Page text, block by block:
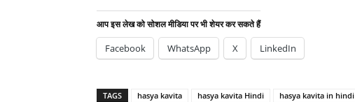
आप इस लेख को सोशल मीडिया पर भी शेयर कर सकते हैं
Facebook WhatsApp X LinkedIn
TAGS hasya kavita hasya kavita Hindi hasya kavita in hindi